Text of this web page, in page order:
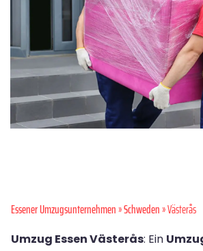
Essener Umzugsunternehmen»Schweden» Västerås
Umzug Essen Västerås: Ein